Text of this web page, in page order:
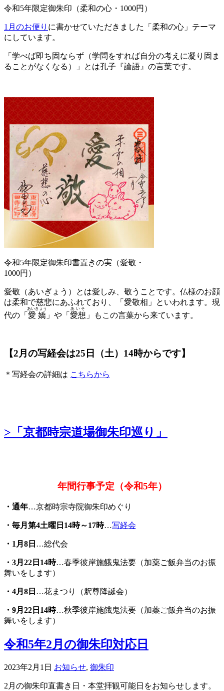
令和5年限定御朱印（柔和の心・1000円）
1月のお便り に書かせていただきました「柔和の心」テーマ
にしています。
「学べば即ち固ならず（学問をすれば自分の考えに凝り固ま
ることがなくなる）」とは孔子『論語』の言葉です。
令和5年限定御朱印書置きの実（愛敬・
1000円）
愛敬（あいぎょう）とは愛しみ、敬うことです。仏様のお顔
は柔和で慈悲にあふれており、「愛敬相」といわれます。現
代の「 愛嬌
あいきょう
」や「 愛想
あいそ
」もこの言葉から来ています。
【2月の写経会は25日（土）14時からです】
＊写経会の詳細は こちらから
>「京都時宗道場御朱印巡り」
年間行事予定（令和5年）
・通年…京都時宗寺院御朱印めぐり
・毎月第4土曜日14時～17時…写経会
・1月8日 …総代会
・3月22日14時…春季彼岸施餓鬼法要（加薬ご飯弁当のお振
舞いをします）
・4月8日 …花まつり（釈尊降誕会）
・ 9月22日14時…秋季彼岸施餓鬼法要（加薬ご飯弁当のお振
舞いをします）
令和5年2月の御朱印対応日
2023年2月1日 お知らせ, 御朱印
2 月の御朱印直書き日・本堂拝観可能日をお知らせします。